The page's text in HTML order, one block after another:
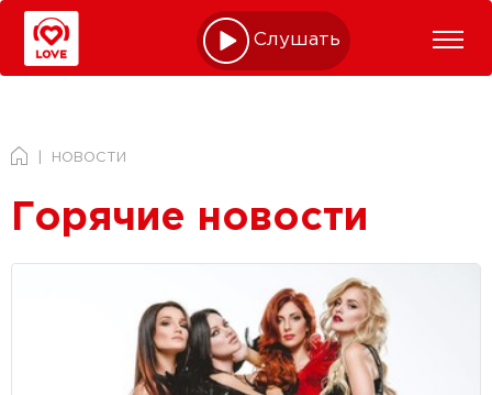
Слушать online
НОВОСТИ
Горячие новости